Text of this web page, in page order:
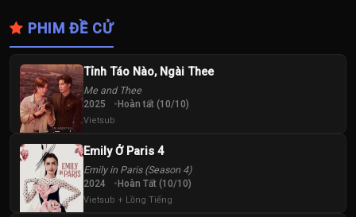
34
Tập
PHIM ĐỀ CỬ
Tỉnh Táo Nào, Ngài Thee
Me and Thee
2025 Hoàn tất (10/10)
Vietsub
Emily Ở Paris 4
Emily in Paris (Season 4)
2024 Hoàn Tất (10/10)
Vietsub + Lồng Tiếng